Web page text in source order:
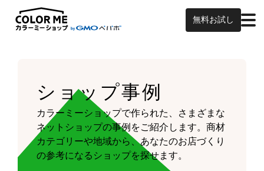
無料お試し
ショップ事例
カラーミーショップで作られた、さまざまな
ネットショップの事例をご紹介します。商材
カテゴリーや地域から、あなたのお店づくり
の参考になるショップを探せます。